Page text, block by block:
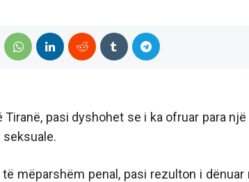
pasi dyshohet se i ka ofruar para
mëparshëm penal, pasi rezulton i dënuar